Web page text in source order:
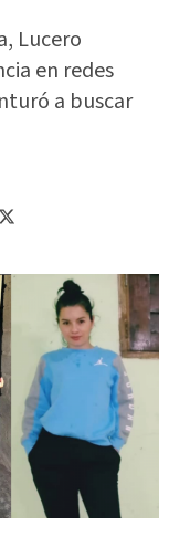
Lucero
en redes
a buscar